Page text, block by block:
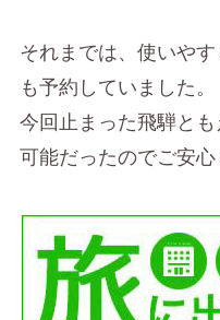
それまでは、使いや
も予約していました。
今回止まった飛騨と
可能だったのでご安心